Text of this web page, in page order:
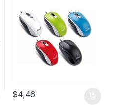
$4,46